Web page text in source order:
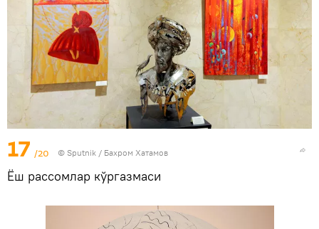
17 /20 © Sputnik / Бахром Хатамов
Ёш рассомлар кўргазмаси